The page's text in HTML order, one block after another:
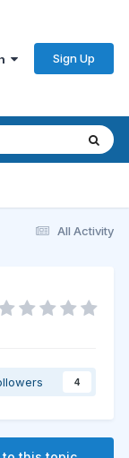
Sign Up
All Activity
4